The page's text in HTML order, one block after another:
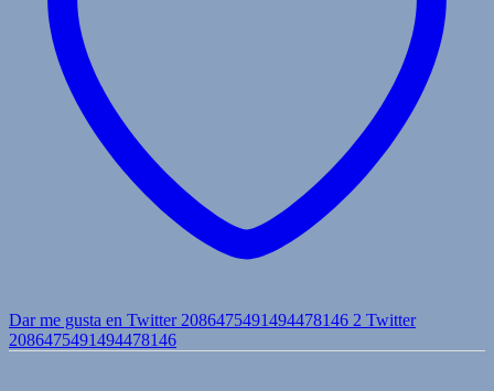
Dar me gusta en Twitter 2086475491494478146 2 Twitter
2086475491494478146